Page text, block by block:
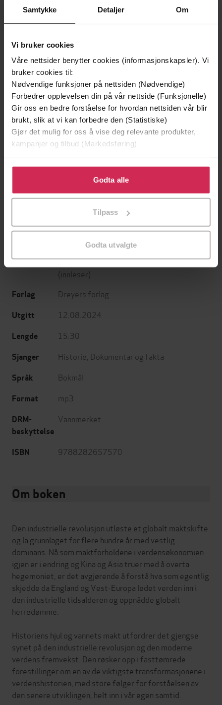
Samtykke Detaljer Om
Vi bruker cookies
Våre nettsider benytter cookies (informasjonskapsler). Vi
bruker cookies til:
Nødvendige funksjoner på nettsiden (Nødvendige)
Forbedrer opplevelsen din på vår nettside (Funksjonelle)
Gir oss en bedre forståelse for hvordan nettsiden vår blir
brukt, slik at vi kan forbedre den (Statistiske)
Gjør det mulig for oss å vise deg relevante produkter,
kampanjer og tilbud (Markedsføring)
Klikk på «Godta alle» for å gi oss ditt samtykke til å
bruke cookies for alle disse formålene. Du kan også
tilpasse ditt samtykke til spesifikke formål ved å klikke
Godta alle
Tilpass
Godta utvalgte
129,-
Minnesota
LYDBOK
449,-
LYDBOK
da England og Europa vant, og Kina og Asia
tapte : da England og Europa vant, og Kina
og Asia tapte
Forfattere Terje Tvedt(forfatter),Anderz Eide
(innleser)
Forlag Dreyers forlag
Utgitt 12.08.2024
Lengde 15:30
Sjanger Historie Dokumentar og fakta
Språk Bokmål
Format mp3
DRM-
beskyttelse
Vannmerket
ISBN 9788282657570
Om boken
Den industrielle revolusjon utløste et globalt maktskifte
og la grunnlaget for flere hundre år med vestlig
dominans. Nå som maktforholdene i verdensøkonomien
igjen er i endring og Kina og Asia truer med å overta
hegemoniet, er det avgjørende å forstå hva som egentlig
skjedde da England og Vest-Europa ledet verden inn i
den industrielle tidsalderen og oppnådde globalt
herredømme.
Historiens hjul og vannets makt utfordrer det gjengse
synet på den industrielle revolusjon og den moderne
verdens fremvekst. Den røsker opp i fasttømrede
forestillinger om en av de viktigste transformasjonene i
verdenshistorien, med store følger for forståelsen av
den senere utviklingen, helt inn i vår egen samtid.